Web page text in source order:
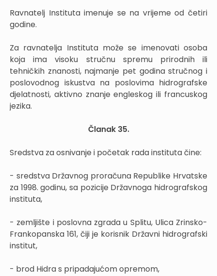
Ravnatelj Instituta imenuje se na vrijeme od četiri
godine.
Za ravnatelja Instituta može se imenovati osoba
koja ima visoku stručnu spremu prirodnih ili
tehničkih znanosti, najmanje pet godina stručnog i
poslovodnog iskustva na poslovima hidrografske
djelatnosti, aktivno znanje engleskog ili francuskog
jezika.
Članak 35.
Sredstva za osnivanje i početak rada instituta čine:
- sredstva Državnog proračuna Republike Hrvatske
za 1998. godinu, sa pozicije Državnoga hidrografskog
instituta,
- zemljište i poslovna zgrada u Splitu, Ulica Zrinsko-
Frankopanska 161, čiji je korisnik Državni hidrografski
institut,
- brod Hidra s pripadajućom opremom,